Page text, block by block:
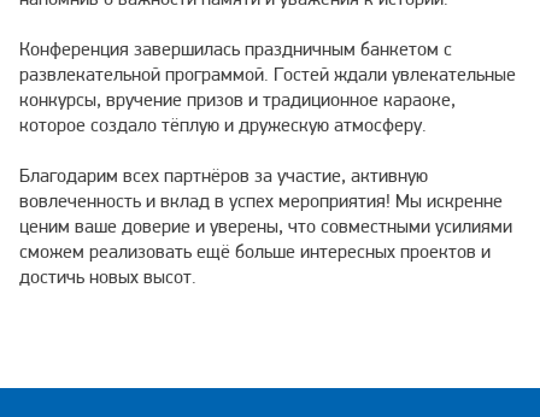
Конференция завершилась праздничным банкетом с
развлекательной программой. Гостей ждали увлекательные
конкурсы, вручение призов и традиционное караоке,
которое создало тёплую и дружескую атмосферу.
Благодарим всех партнёров за участие, активную
вовлеченность и вклад в успех мероприятия! Мы искренне
ценим ваше доверие и уверены, что совместными усилиями
сможем реализовать ещё больше интересных проектов и
достичь новых высот.